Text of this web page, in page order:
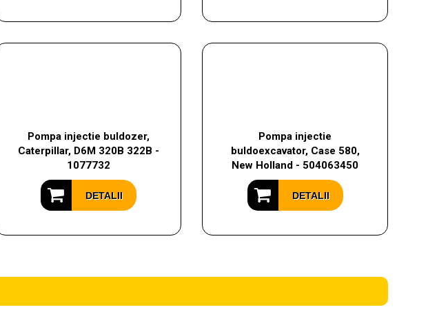
Pompa injectie buldozer,
Caterpillar, D6M 320B 322B -
1077732
DETALII
Pompa injectie
buldoexcavator, Case 580,
New Holland - 504063450
DETALII